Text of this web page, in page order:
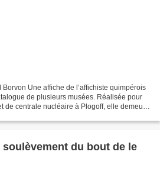
Une affiche de l’affichiste quimpérois
de plusieurs musées. Réalisée pour
de centrale nucléaire à Plogoff, elle demeure
du bout de le